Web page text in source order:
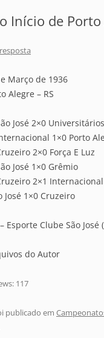
Início de Porto
Março de 1936
Alegre – RS
José 2×0 Universitários
1×0 Porto
2×0 Força E Luz
José 1×0 Grêmio
2×1 Internacional
José 1×0 Cruzeiro
Esporte Clube São José
do Autor
117
publicado em